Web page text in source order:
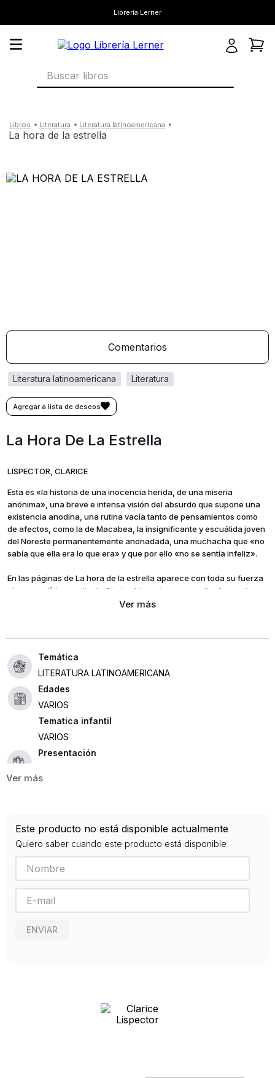
Librería Lerner
Buscar libros
literatura literatura latinoamericana
la hora de la estrella
Comentarios
literatura
literatura latinoamericana
La Hora De La Estrella
LISPECTOR, CLARICE
Esta es «la historia de una inocencia herida, de una miseria
anónima», una breve e intensa visión del absurdo que supone una
existencia anodina, una rutina vacía tanto de pensamientos como
de afectos, como la de Macabea, la insignificante y escuálida joven
del Noreste permanentemente anonadada, una muchacha que «no
sabía que ella era lo que era» y que por ello «no se sentía infeliz».
En las páginas de La hora de la estrella aparece con toda su fuerza
el personalísimo estilo de Clarice Lispector: su peculiar forma de
transformar las palabras en imágenes vigorosas y puras se une aquí
LITERATURA LATINOAMERICANA
Edades
VARIOS
Tematica infantil
VARIOS
Presentación
9788416120796
Editorial
SIRUELA
Año de publicación
2014
Este producto no está disponible actualmente
Quiero saber cuando este producto está disponible
ENVIAR